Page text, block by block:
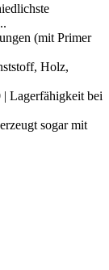
(mit Primer
Holz,
| Lagerfähigkeit bei
sogar mit